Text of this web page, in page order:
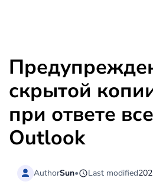
скрытой
при ответе
Outlook
AuthorSun• Last modified